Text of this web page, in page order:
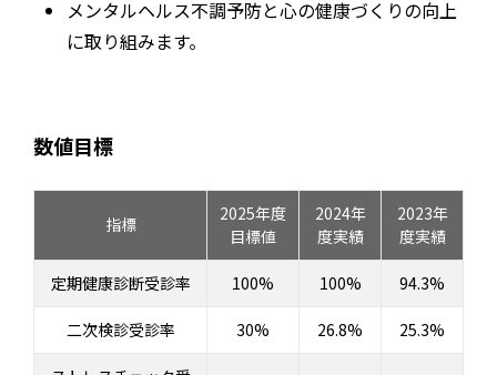
メンタルヘルス不調予防と心の健康づくりの向上
に取り組みます。
数値目標
指標
2025年度
目標値
2024年
度実績
2023年
度実績
定期健康診断受診率 100% 100% 94.3%
二次検診受診率 30% 26.8% 25.3%